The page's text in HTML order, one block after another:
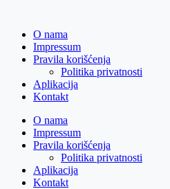
O nama
Impressum
Pravila korišćenja
Politika privatnosti
Aplikacija
Kontakt
O nama
Impressum
Pravila korišćenja
Politika privatnosti
Aplikacija
Kontakt